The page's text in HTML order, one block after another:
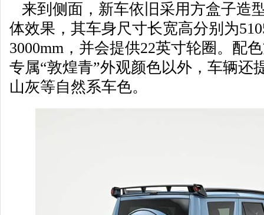
来到侧面，新车依旧采用方盒子造
体效果，其车身尺寸长宽高分别为
3000mm，并会提供22英寸轮圈。配
专属“敦煌青”外观颜色以外，车辆还
山灰等自然系车色。